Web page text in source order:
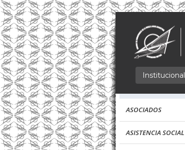
Institucional
ASOCIADOS
ASISTENCIA SOCIAL